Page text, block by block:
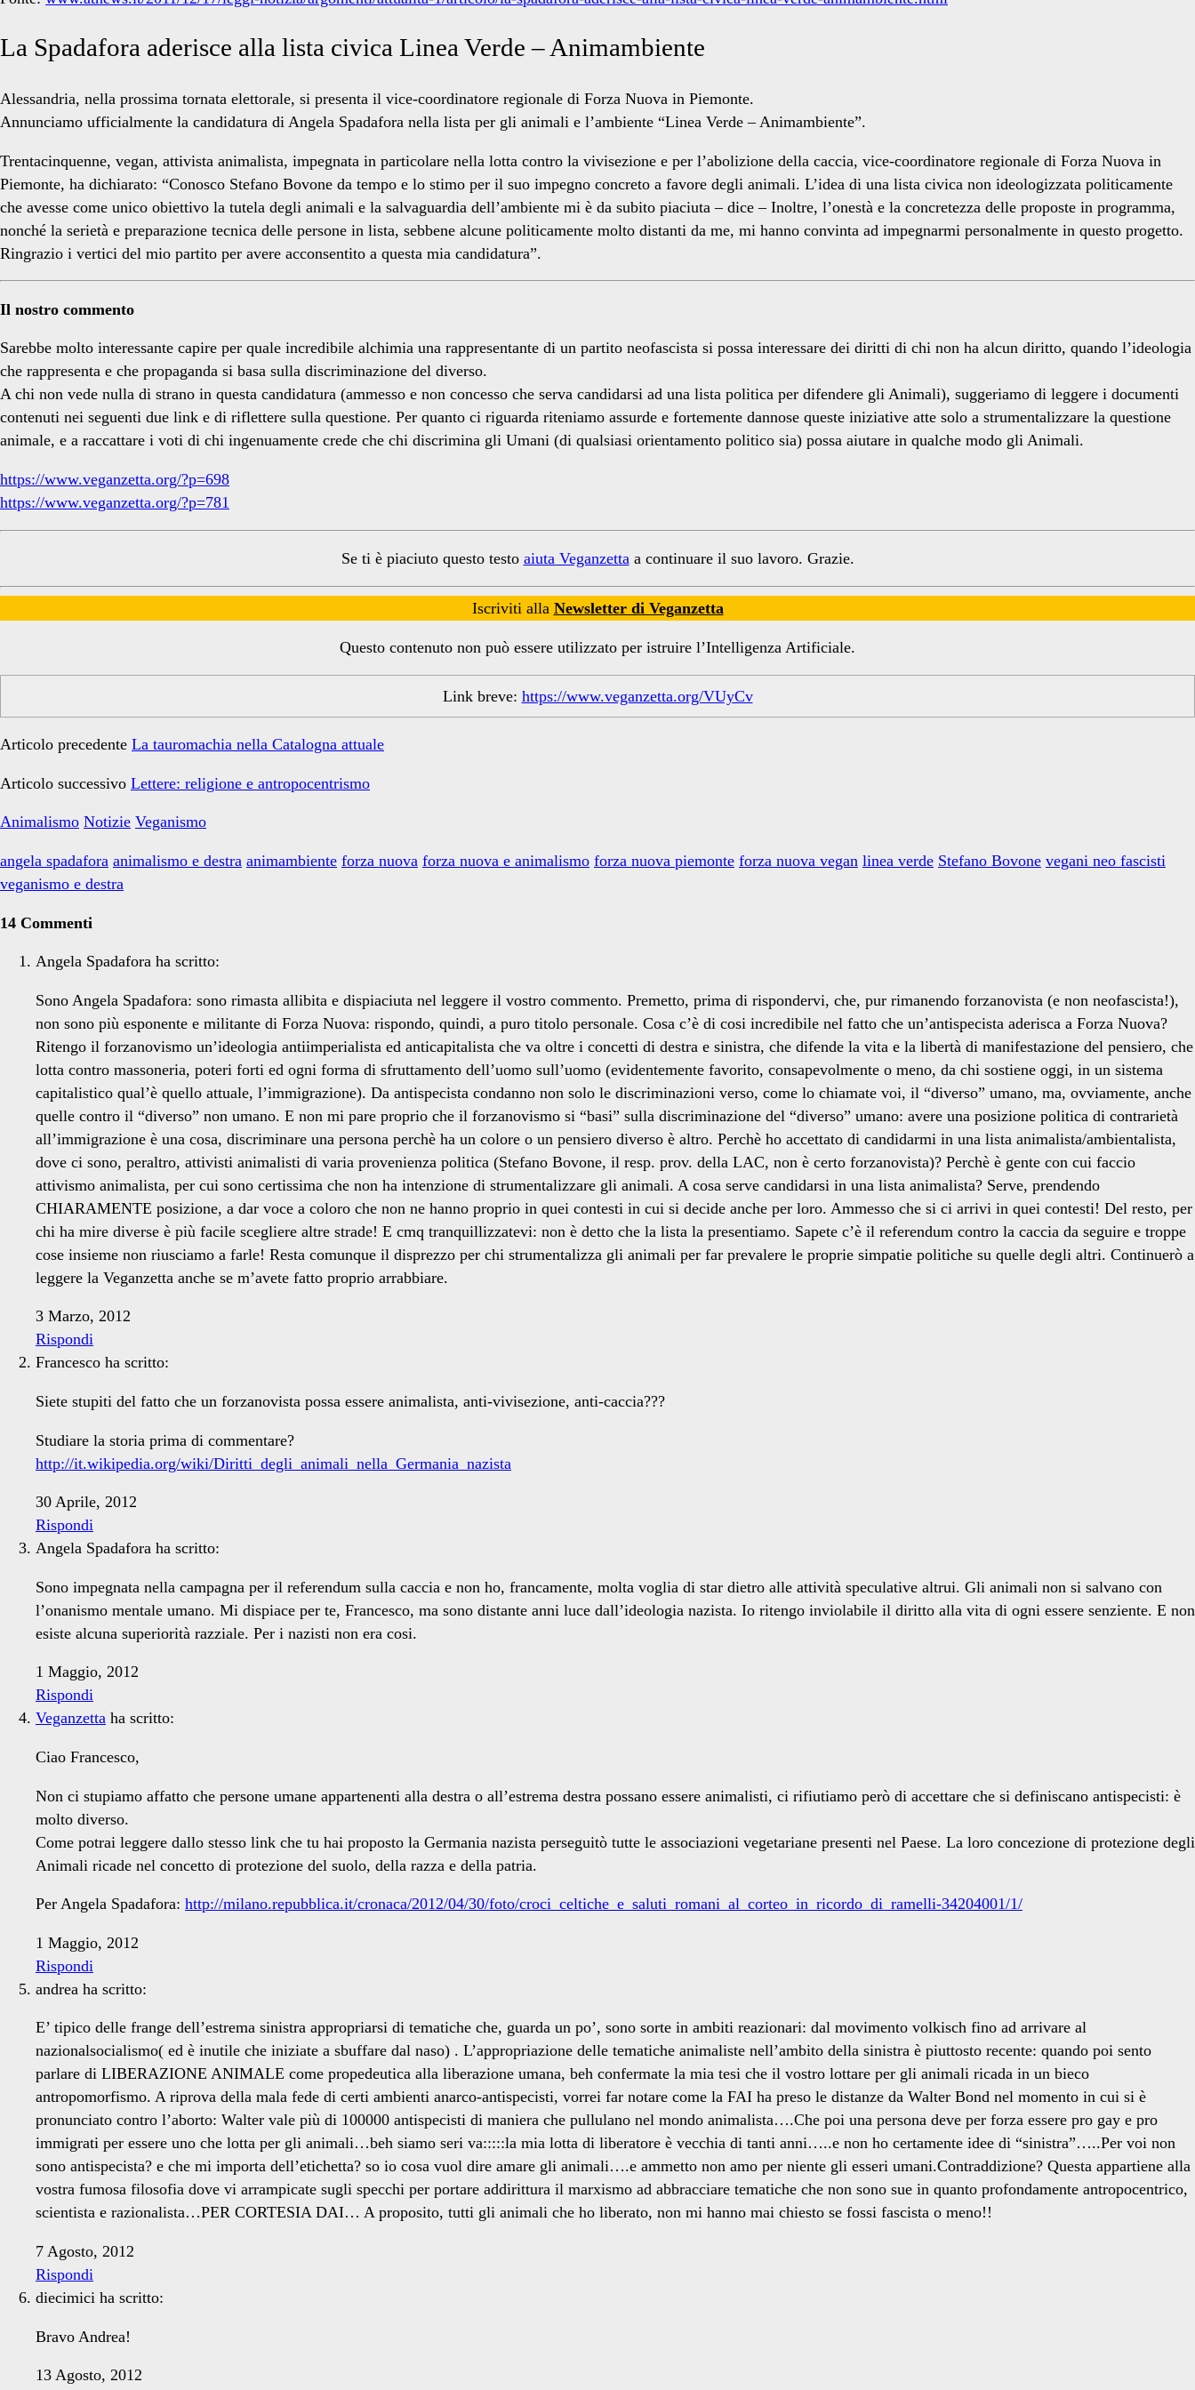
La Spadafora aderisce alla lista civica Linea Verde – Animambiente
Alessandria, nella prossima tornata elettorale, si presenta il vice-coordinatore regionale di Forza Nuova in Piemonte.
Annunciamo ufficialmente la candidatura di Angela Spadafora nella lista per gli animali e l’ambiente “Linea Verde – Animambiente”.
Trentacinquenne, vegan, attivista animalista, impegnata in particolare nella lotta contro la vivisezione e per l’abolizione della caccia, vice-coordinatore regionale di Forza Nuova in
Piemonte, ha dichiarato: “Conosco Stefano Bovone da tempo e lo stimo per il suo impegno concreto a favore degli animali. L’idea di una lista civica non ideologizzata politicamente
che avesse come unico obiettivo la tutela degli animali e la salvaguardia dell’ambiente mi è da subito piaciuta – dice – Inoltre, l’onestà e la concretezza delle proposte in programma,
nonché la serietà e preparazione tecnica delle persone in lista, sebbene alcune politicamente molto distanti da me, mi hanno convinta ad impegnarmi personalmente in questo progetto.
Ringrazio i vertici del mio partito per avere acconsentito a questa mia candidatura”.
Il nostro commento
Sarebbe molto interessante capire per quale incredibile alchimia una rappresentante di un partito neofascista si possa interessare dei diritti di chi non ha alcun diritto, quando l’ideologia
che rappresenta e che propaganda si basa sulla discriminazione del diverso.
A chi non vede nulla di strano in questa candidatura (ammesso e non concesso che serva candidarsi ad una lista politica per difendere gli Animali), suggeriamo di leggere i documenti
contenuti nei seguenti due link e di riflettere sulla questione. Per quanto ci riguarda riteniamo assurde e fortemente dannose queste iniziative atte solo a strumentalizzare la questione
animale, e a raccattare i voti di chi ingenuamente crede che chi discrimina gli Umani (di qualsiasi orientamento politico sia) possa aiutare in qualche modo gli Animali.
https://www.veganzetta.org/?p=698
https://www.veganzetta.org/?p=781
Se ti è piaciuto questo testo aiuta Veganzettaa continuare il suo lavoro. Grazie.
Iscriviti alla Newsletter di Veganzetta
Questo contenuto non può essere utilizzato per istruire l’Intelligenza Artificiale.
Link breve: https://www.veganzetta.org/VUyCv
Articolo precedente La tauromachia nella Catalogna attuale
Articolo successivo Lettere: religione e antropocentrismo
Animalismo Notizie Veganismo
angela spadafora animalismo e destra animambiente forza nuova forza nuova e animalismo forza nuova piemonte forza nuova vegan linea verde Stefano Bovone vegani neo fascisti
veganismo e destra
14 Commenti
Angela Spadafora ha scritto:
Sono Angela Spadafora: sono rimasta allibita e dispiaciuta nel leggere il vostro commento. Premetto, prima di rispondervi, che, pur rimanendo forzanovista (e non neofascista!),
non sono più esponente e militante di Forza Nuova: rispondo, quindi, a puro titolo personale. Cosa c’è di cosi incredibile nel fatto che un’antispecista aderisca a Forza Nuova?
Ritengo il forzanovismo un’ideologia antiimperialista ed anticapitalista che va oltre i concetti di destra e sinistra, che difende la vita e la libertà di manifestazione del pensiero, che
lotta contro massoneria, poteri forti ed ogni forma di sfruttamento dell’uomo sull’uomo (evidentemente favorito, consapevolmente o meno, da chi sostiene oggi, in un sistema
capitalistico qual’è quello attuale, l’immigrazione). Da antispecista condanno non solo le discriminazioni verso, come lo chiamate voi, il “diverso” umano, ma, ovviamente, anche
quelle contro il “diverso” non umano. E non mi pare proprio che il forzanovismo si “basi” sulla discriminazione del “diverso” umano: avere una posizione politica di contrarietà
all’immigrazione è una cosa, discriminare una persona perchè ha un colore o un pensiero diverso è altro. Perchè ho accettato di candidarmi in una lista animalista/ambientalista,
dove ci sono, peraltro, attivisti animalisti di varia provenienza politica (Stefano Bovone, il resp. prov. della LAC, non è certo forzanovista)? Perchè è gente con cui faccio
attivismo animalista, per cui sono certissima che non ha intenzione di strumentalizzare gli animali. A cosa serve candidarsi in una lista animalista? Serve, prendendo
CHIARAMENTE posizione, a dar voce a coloro che non ne hanno proprio in quei contesti in cui si decide anche per loro. Ammesso che si ci arrivi in quei contesti! Del resto, per
chi ha mire diverse è più facile scegliere altre strade! E cmq tranquillizzatevi: non è detto che la lista la presentiamo. Sapete c’è il referendum contro la caccia da seguire e troppe
cose insieme non riusciamo a farle! Resta comunque il disprezzo per chi strumentalizza gli animali per far prevalere le proprie simpatie politiche su quelle degli altri. Continuerò a
leggere la Veganzetta anche se m’avete fatto proprio arrabbiare.
3 Marzo, 2012
Rispondi
Francesco ha scritto:
Siete stupiti del fatto che un forzanovista possa essere animalista, anti-vivisezione, anti-caccia???
Studiare la storia prima di commentare?
http://it.wikipedia.org/wiki/Diritti_degli_animali_nella_Germania_nazista
30 Aprile, 2012
Rispondi
Angela Spadafora ha scritto:
Sono impegnata nella campagna per il referendum sulla caccia e non ho, francamente, molta voglia di star dietro alle attività speculative altrui. Gli animali non si salvano con
l’onanismo mentale umano. Mi dispiace per te, Francesco, ma sono distante anni luce dall’ideologia nazista. Io ritengo inviolabile il diritto alla vita di ogni essere senziente. E non
esiste alcuna superiorità razziale. Per i nazisti non era cosi.
1 Maggio, 2012
Rispondi
Veganzetta ha scritto:
Ciao Francesco,
Non ci stupiamo affatto che persone umane appartenenti alla destra o all’estrema destra possano essere animalisti, ci rifiutiamo però di accettare che si definiscano antispecisti: è
molto diverso.
Come potrai leggere dallo stesso link che tu hai proposto la Germania nazista perseguitò tutte le associazioni vegetariane presenti nel Paese. La loro concezione di protezione degli
Animali ricade nel concetto di protezione del suolo, della razza e della patria.
Per Angela Spadafora: http://milano.repubblica.it/cronaca/2012/04/30/foto/croci_celtiche_e_saluti_romani_al_corteo_in_ricordo_di_ramelli-34204001/1/
1 Maggio, 2012
Rispondi
andrea ha scritto:
E’ tipico delle frange dell’estrema sinistra appropriarsi di tematiche che, guarda un po’, sono sorte in ambiti reazionari: dal movimento volkisch fino ad arrivare al
nazionalsocialismo( ed è inutile che iniziate a sbuffare dal naso) . L’appropriazione delle tematiche animaliste nell’ambito della sinistra è piuttosto recente: quando poi sento
parlare di LIBERAZIONE ANIMALE come propedeutica alla liberazione umana, beh confermate la mia tesi che il vostro lottare per gli animali ricada in un bieco
antropomorfismo. A riprova della mala fede di certi ambienti anarco-antispecisti, vorrei far notare come la FAI ha preso le distanze da Walter Bond nel momento in cui si è
pronunciato contro l’aborto: Walter vale più di 100000 antispecisti di maniera che pullulano nel mondo animalista….Che poi una persona deve per forza essere pro gay e pro
immigrati per essere uno che lotta per gli animali…beh siamo seri va:::::la mia lotta di liberatore è vecchia di tanti anni…..e non ho certamente idee di “sinistra”…..Per voi non
sono antispecista? e che mi importa dell’etichetta? so io cosa vuol dire amare gli animali….e ammetto non amo per niente gli esseri umani.Contraddizione? Questa appartiene alla
vostra fumosa filosofia dove vi arrampicate sugli specchi per portare addirittura il marxismo ad abbracciare tematiche che non sono sue in quanto profondamente antropocentrico,
scientista e razionalista…PER CORTESIA DAI… A proposito, tutti gli animali che ho liberato, non mi hanno mai chiesto se fossi fascista o meno!!
7 Agosto, 2012
Rispondi
diecimici ha scritto:
Bravo Andrea!
13 Agosto, 2012